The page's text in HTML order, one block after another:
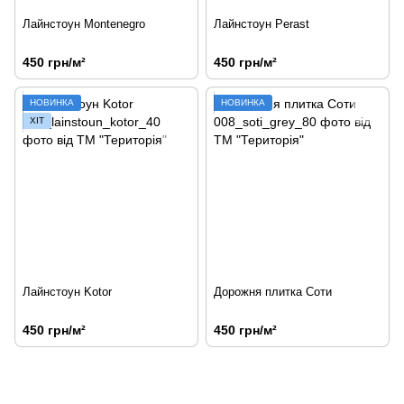
Лайнстоун Montenegro
450 грн/м²
Лайнстоун Perast
450 грн/м²
НОВИНКА
ХІТ
Лайнстоун Kotor
450 грн/м²
НОВИНКА
Дорожня плитка Соти
450 грн/м²